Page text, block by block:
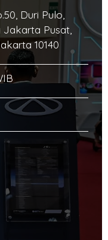
Duri Pulo,
Pusat,
10140